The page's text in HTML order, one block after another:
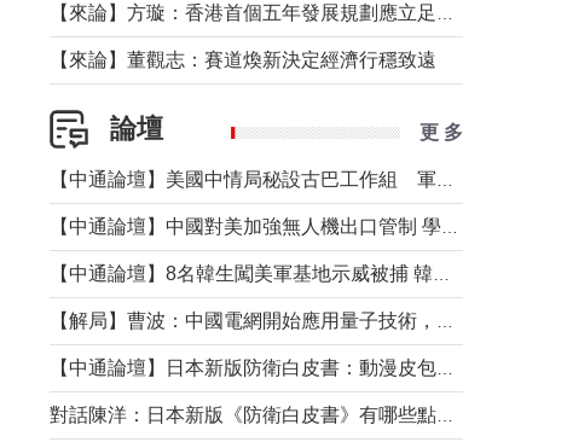
【來論】董觀志：賽道煥新決定經濟行穩致遠
論壇 更 多